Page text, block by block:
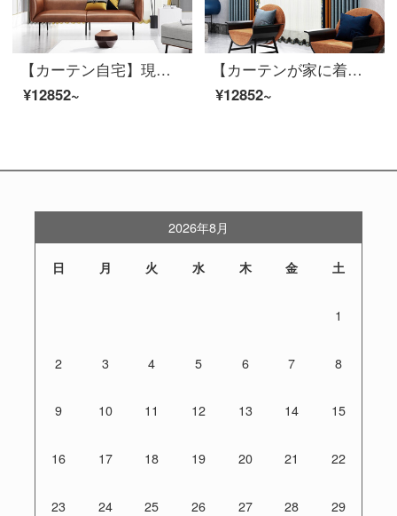
【カーテン自宅】現代の高遮光定型化はリビングルームに接ぎます。カーテンの完成品を簡単に予約したトッポギは床窓JBLW-006 Sフック/カーテンヘッドを含まない(高さ2.6メートル以内は変えられます)XLのカーテンセット/ダブルオープン(適用窓の幅4.1-1.4メートル)
¥12852~
【カーテンが家に着く】簡単カーテンの完成品をつなぎ合わせてリビングルームの高遮光カスタマイズすると面白いです。青い綿の麻の花模様が定型化された床窓JBLW-002 Sフック/カーテンヘッドを含まない(高さ2.6メートル以内で改変可能)XLのカーテンセット/ダブルオープン(適用窓の幅4.1-1.4メートル)
¥12852~
2026年8月
日 月 火 水 木 金 土
1
2 3 4 5 6 7 8
9 10 11 12 13 14 15
16 17 18 19 20 21 22
23 24 25 26 27 28 29